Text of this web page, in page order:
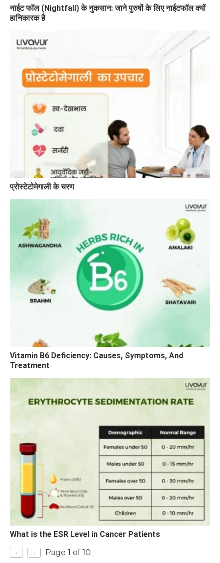
नाईट फॉल (Nightfall) के नुकसान: जाने पुरुषों के लिए नाईटफॉल क्यों
हानिकारक है
प्रोस्टेटोमेगाली के चरण
Vitamin B6 Deficiency: Causes, Symptoms, And
Treatment
What is the ESR Level in Cancer Patients
‹
› Page 1 of 10